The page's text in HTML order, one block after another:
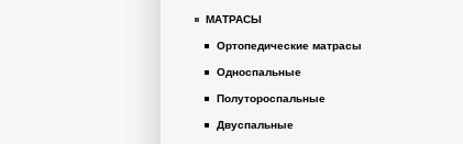
МАТРАСЫ
Ортопедические матрасы
Односпальные
Полутороспальные
Двуспальные